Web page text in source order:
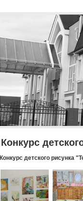
Конкурс
Конкурс детского рисунка